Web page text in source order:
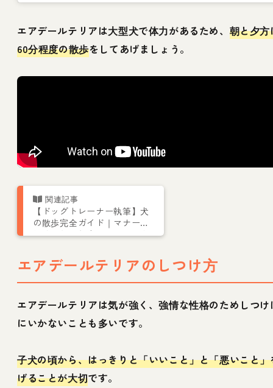
エアデールテリアは大型犬で体力があるため、 朝と夕
60分程度の散歩をしてあげましょう。
【ドッグトレーナー執筆】犬
の散歩完全ガイド｜マナーや
行く回数、頻度、引っ張る際
エアデールテリアのしつけ方
エアデールテリアは気が強く、強情な性格のためしつ
にいかないことも多いです。
子犬の頃から、はっきりと「いいこと」と「悪いこと
げることが大切です。